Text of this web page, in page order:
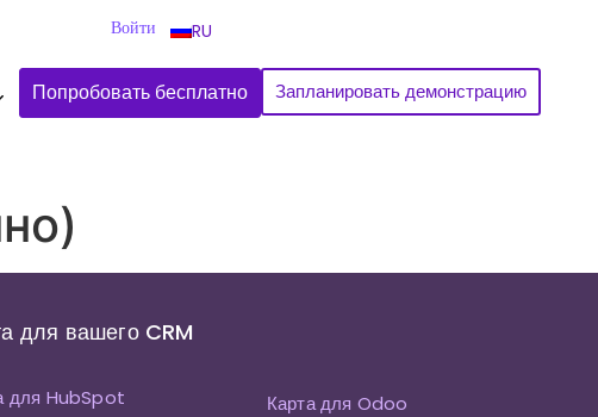
Войти RU
Попробовать бесплатно Запланировать демонстрацию
для вашего CRM
для HubSpot
Карта для Odoo